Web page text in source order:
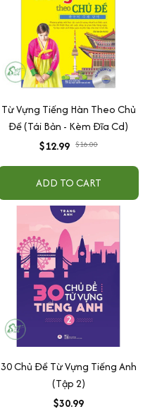
Từ Vựng Tiếng Hàn Theo Chủ
Đề (Tái Bản - Kèm Đĩa Cd)
$12.99 $16.00
ADD TO CART
30 Chủ Đề Từ Vựng Tiếng Anh
(Tập 2)
$30.99